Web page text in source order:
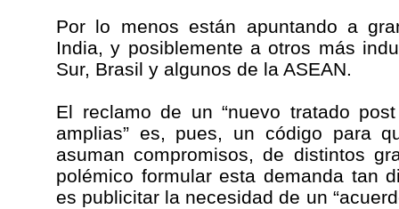
Por lo menos están apuntando a
India, y posiblemente a otros más
Sur, Brasil y algunos de la ASEAN.
El reclamo de un “nuevo tratado
amplias” es, pues, un código para
asuman compromisos, de distintos
polémico formular esta demanda tan
es publicitar la necesidad de un